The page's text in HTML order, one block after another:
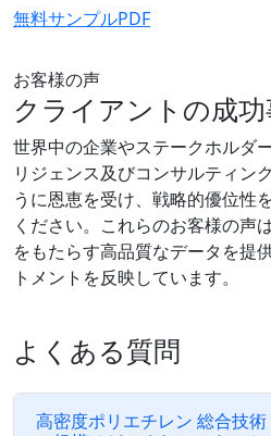
無料サンプルPDF
お客様の声
クライアントの成功
世界中の企業やステークホルダ
リジェンス及びコンサルティン
うに恩恵を受け、戦略的優位性
ください。これらのお客様の声
をもたらす高品質なデータを提
トメントを反映しています。
よくある質問
高密度ポリエチレン 総合技